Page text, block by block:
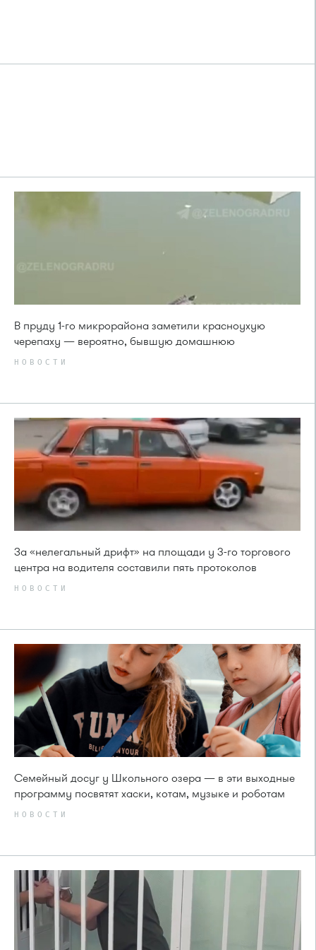
В пруду 1-го микрорайона заметили красноухую
черепаху — вероятно, бывшую домашнюю
НОВОСТИ
За «нелегальный дрифт» на площади у 3-го торгового
центра на водителя составили пять протоколов
НОВОСТИ
Семейный досуг у Школьного озера — в эти выходные
программу посвятят хаски, котам, музыке и роботам
НОВОСТИ